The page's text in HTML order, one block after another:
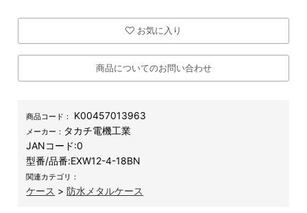
お気に入り
商品についてのお問い合わせ
商品コード： K00457013963
メーカー： タカチ電機工業
JANコード:0
型番/品番:EXW12-4-18BN
関連カテゴリ：
ケース >防水メタルケース